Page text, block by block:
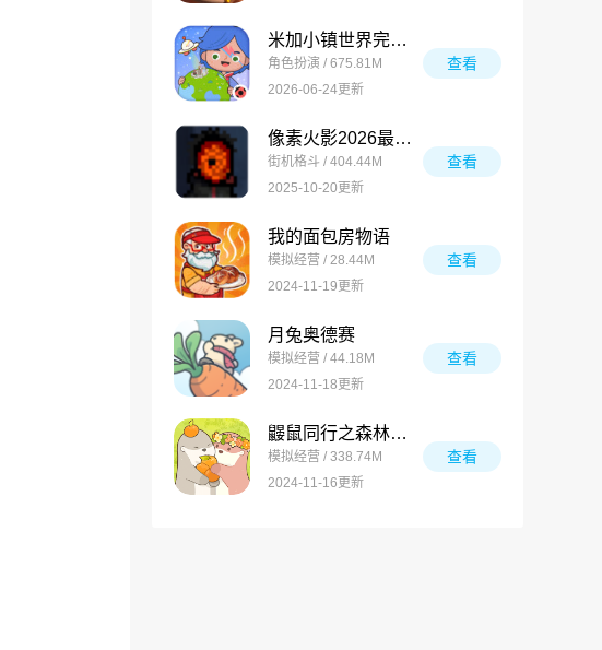
米加小镇世界完整版
角色扮演 / 675.81M
2026-06-24更新
查看
像素火影2026最新版
街机格斗 / 404.44M
2025-10-20更新
查看
我的面包房物语
模拟经营 / 28.44M
2024-11-19更新
查看
月兔奥德赛
模拟经营 / 44.18M
2024-11-18更新
查看
鼹鼠同行之森林之家万圣节版
模拟经营 / 338.74M
2024-11-16更新
查看